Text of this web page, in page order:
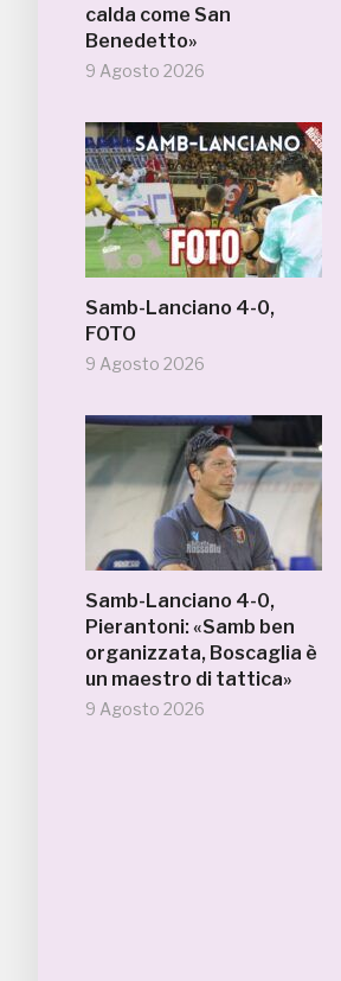
calda come San
Benedetto»
9 Agosto 2026
Samb-Lanciano 4-0,
FOTO
9 Agosto 2026
Samb-Lanciano 4-0,
Pierantoni: «Samb ben
organizzata, Boscaglia è
un maestro di tattica»
9 Agosto 2026